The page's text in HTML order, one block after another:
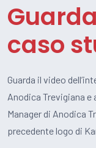
caso
Guarda il video
Anodica Trevigiana e
Manager di Anodica
precedente logo di